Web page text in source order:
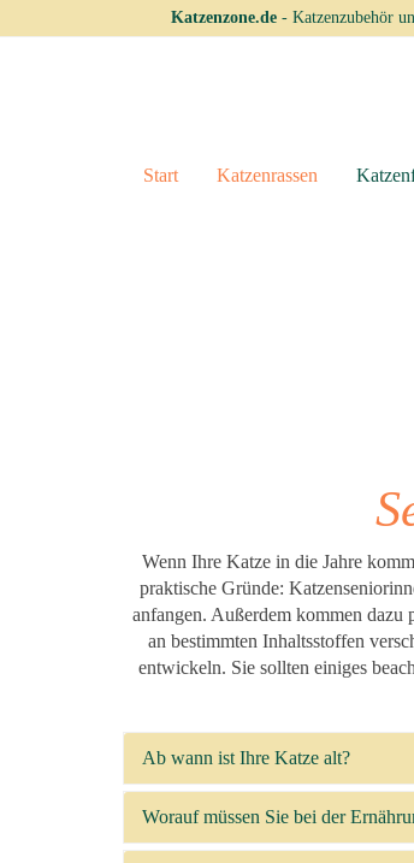
to
Katzenzone.de- Katzenzubehör
Start Katzenrassen
Wenn Ihre Katze in die Jahre
praktische Gründe:
anfangen. Außerdem kommen
an bestimmten Inhaltsstoffen
entwickeln. Sie sollten einiges
Ab wann ist Ihre Katze alt?
Worauf müssen Sie bei der